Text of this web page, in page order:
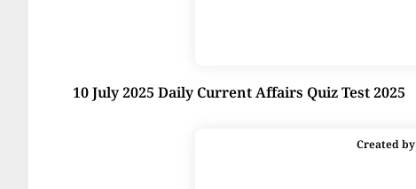
10 July 2025 Daily Current Affairs Quiz Test 2025
Created by